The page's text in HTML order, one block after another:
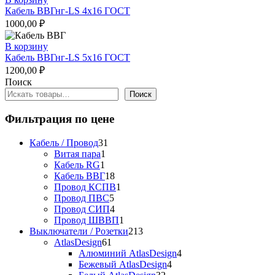
Кабель ВВГнг-LS 4х16 ГОСТ
1000,00 ₽
В корзину
Кабель ВВГнг-LS 5х16 ГОСТ
1200,00 ₽
Поиск
Поиск
Фильтрация по цене
Кабель / Провод31
Витая пара1
Кабель RG1
товар
Кабель ВВГ1818
товаров
Провод КСПВ1
Провод ПВС55
товаров
Провод СИП44
товара
Провод ШВВП1
товар
Выключатели / Розетки213213
AtlasDesign61
товар
Алюминий AtlasDesign44
Бежевый AtlasDesign44